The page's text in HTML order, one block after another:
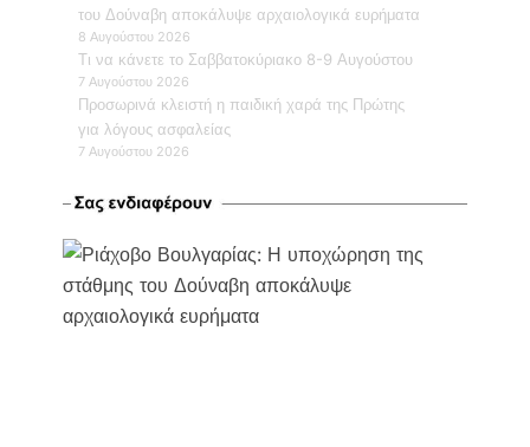
του Δούναβη αποκάλυψε αρχαιολογικά ευρήματα
8 Αυγούστου 2026
Τι να κάνετε το Σαββατοκύριακο 8-9 Αυγούστου
7 Αυγούστου 2026
Προσωρινά κλειστή η παιδική χαρά της Πρώτης
για λόγους ασφαλείας
7 Αυγούστου 2026